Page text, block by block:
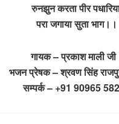
रुनझुन करता पीर
परा जगाया सुता भाग।।
गायक – प्रकाश माली
भजन प्रेषक – श्रवण सिंह
सम्पर्क – +91 90965